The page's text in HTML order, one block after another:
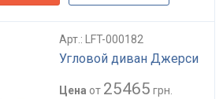
Арт.: LFT-000182
Угловой диван Джерси
Цена от 25465 грн.